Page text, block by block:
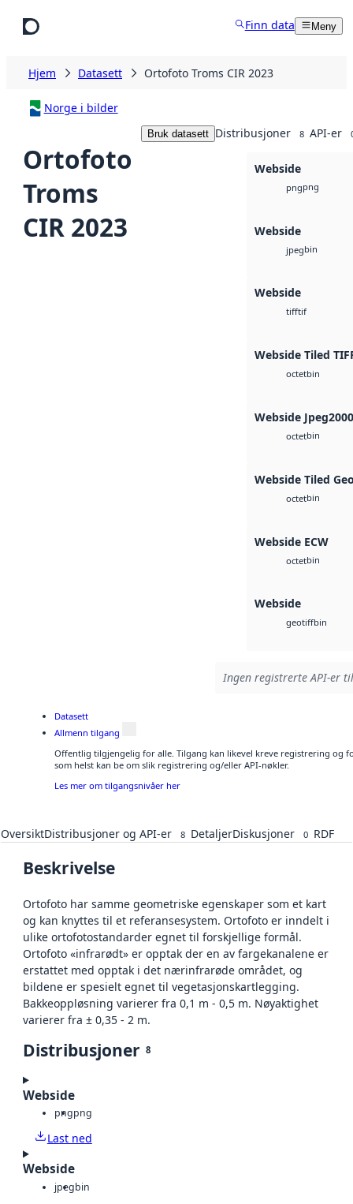
Finn data Meny
Hjem Datasett Ortofoto Troms CIR 2023
Norge i bilder
Ortofoto
Troms
CIR 2023
Bruk datasett Distribusjoner 8 API-er
Webside
pngpng
Webside
jpegbin
Webside
tifftif
Webside Tiled
octetbin
Webside Jpeg2000
octetbin
Webside Tiled
octetbin
Webside ECW
octetbin
Webside
geotiffbin
Ingen registrerte API-er
Datasett
Allmenn tilgang
Offentlig tilgjengelig for alle. Tilgang kan likevel kreve registrering og
som helst kan be om slik registrering og/eller API-nøkler.
Les mer om tilgangsnivåer her
OversiktDistribusjoner og API-er 8 DetaljerDiskusjoner 0 RDF
Beskrivelse
Ortofoto har samme geometriske egenskaper som et kart
og kan knyttes til et referansesystem. Ortofoto er inndelt i
ulike ortofotostandarder egnet til forskjellige formål.
Ortofoto «infrarødt» er opptak der en av fargekanalene er
erstattet med opptak i det nærinfrarøde området, og
bildene er spesielt egnet til vegetasjonskartlegging.
Bakkeoppløsning varierer fra 0,1 m - 0,5 m. Nøyaktighet
varierer fra ± 0,35 - 2 m.
Distribusjoner 8
Webside
pngpng
Last ned
Webside
jpegbin